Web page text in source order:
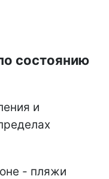
состоянию
и
- пляжи